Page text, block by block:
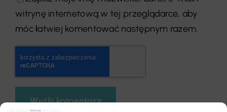
witrynę internetową w tej przeglądarce, aby
móc łatwiej komentować następnym razem.